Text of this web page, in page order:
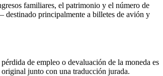
familiares, el patrimonio y el número de
destinado principalmente a billetes de avión y
de empleo o devaluación de la moneda es
junto con una traducción jurada.